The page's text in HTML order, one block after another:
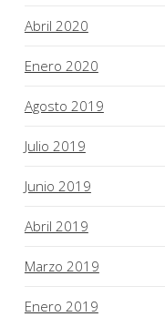
Abril 2020
Enero 2020
Agosto 2019
Julio 2019
Junio 2019
Abril 2019
Marzo 2019
Enero 2019